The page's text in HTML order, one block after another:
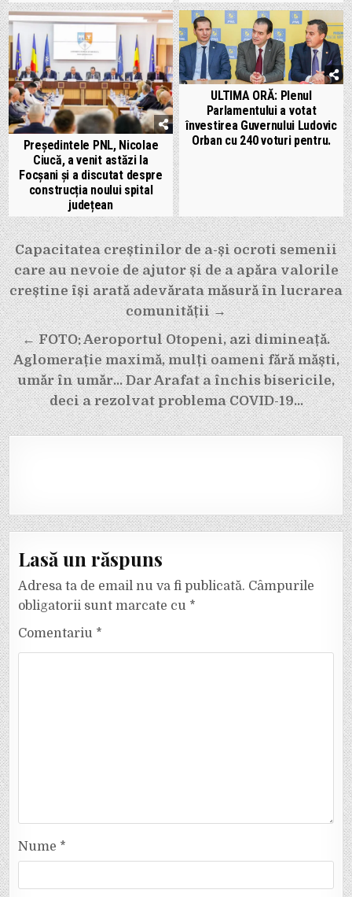
Președintele PNL, Nicolae
Ciucă, a venit astăzi la
Focșani și a discutat despre
construcția noului spital
județean
ULTIMA ORĂ: Plenul
Parlamentului a votat
învestirea Guvernului Ludovic
Orban cu 240 voturi pentru.
Navigare
în
articole
Capacitatea creștinilor de a-și ocroti semenii
care au nevoie de ajutor și de a apăra valorile
creștine își arată adevărata măsură în lucrarea
comunității →
← FOTO: Aeroportul Otopeni, azi dimineață.
Aglomerație maximă, mulți oameni fără măști,
umăr în umăr… Dar Arafat a închis bisericile,
deci a rezolvat problema COVID-19…
Lasă un răspuns
Adresa ta de email nu va fi publicată. Câmpurile
obligatorii sunt marcate cu *
Comentariu *
Nume *